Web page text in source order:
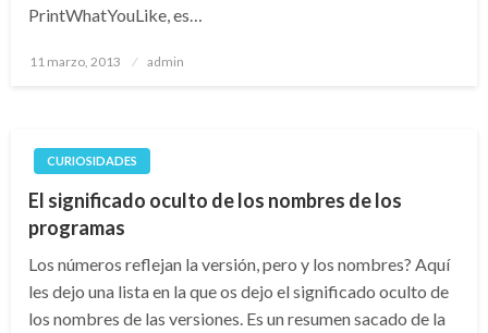
PrintWhatYouLike, es…
Publicado
11 marzo, 2013 admin
CURIOSIDADES
El significado oculto de los nombres de los
programas
Los números reflejan la versión, pero y los nombres? Aquí
les dejo una lista en la que os dejo el significado oculto de
los nombres de las versiones. Es un resumen sacado de la